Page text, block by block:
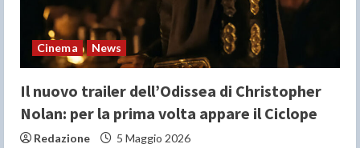
n
gCinema News
Il nuovo trailer dell’Odissea di Christopher
Nolan: per la prima volta appare il Ciclope
Redazione 5 Maggio 2026